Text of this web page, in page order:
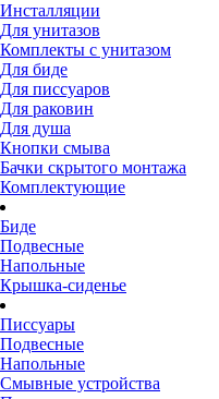
Инсталляции
Для унитазов
Комплекты с унитазом
Для биде
Для писсуаров
Для раковин
Для душа
Кнопки смыва
Бачки скрытого монтажа
Комплектующие
Биде
Подвесные
Напольные
Крышка-сиденье
Писсуары
Подвесные
Напольные
Смывные устройства